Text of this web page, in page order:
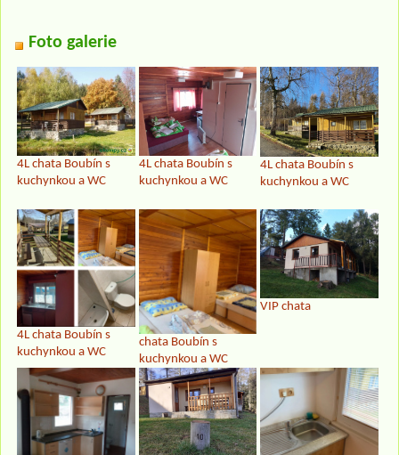
Foto galerie
4L chata Boubín s
kuchynkou a WC
4L chata Boubín s
kuchynkou a WC
4L chata Boubín s
kuchynkou a WC
4L chata Boubín s
kuchynkou a WC
chata Boubín s
kuchynkou a WC
VIP chata